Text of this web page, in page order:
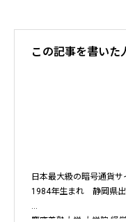
この記事を書いた
日本最大級の暗号通貨
1984年生まれ　静岡県